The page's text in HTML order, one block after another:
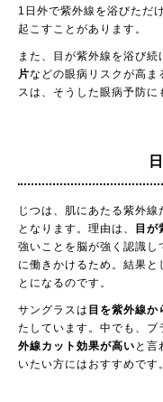
1日外で紫外線を浴びただ
起こすことがあります。
また、目が紫外線を浴び続
片などの眼病リスクが高ま
スは、そうした眼病予防に
じつは、肌にあたる紫外線
となります。理由は、
目が
強いことを脳が強く認識
に働きかけるため。結果と
とになるのです。
サングラスは 目を紫外線か
たしています。中でも、ブ
外線カット効果が高い と言
いたい方にはおすすめです。